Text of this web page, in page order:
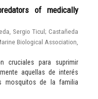
of medically
Sergio Ticul; Castañeda
Biological Association
cruciales para suprimir
aquellas de interés
mosquitos de la familia